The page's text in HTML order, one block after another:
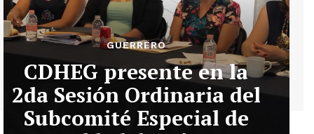
GUERRERO
CDHEG presente en la
2da Sesión Ordinaria del
Subcomité Especial de